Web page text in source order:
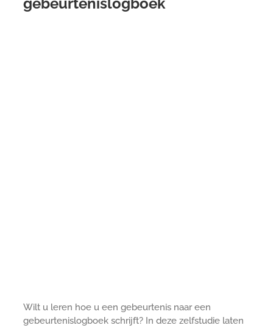
Wilt u leren hoe u een gebeurtenis naar een
gebeurtenislogboek schrijft? In deze zelfstudie laten